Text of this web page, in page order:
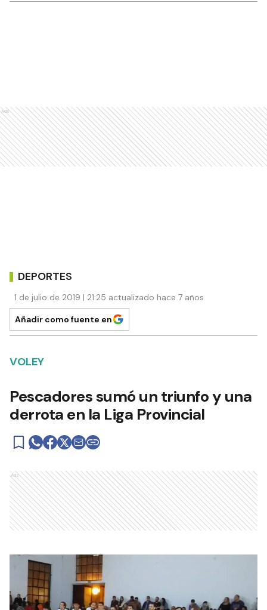
Ads
DEPORTES
1 de julio de 2019 | 21:25 actualizado hace 7 años
Añadir como fuente en
VOLEY
Pescadores sumó un triunfo y una
derrota en la Liga Provincial
Ads